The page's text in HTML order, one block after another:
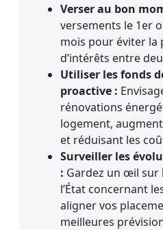
Verser au bon
versements le 1er
mois pour éviter la
d’intérêts entre
Utiliser les fonds
proactive :
rénovations
logement,
et réduisant les
Surveiller les
: Gardez un œil sur
l’État concernant
aligner vos
meilleures